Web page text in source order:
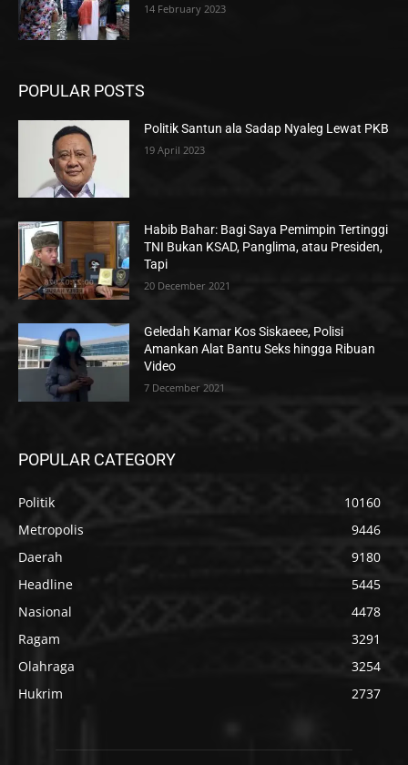
14 February 2023
POPULAR POSTS
Politik Santun ala Sadap Nyaleg Lewat PKB
19 April 2023
Habib Bahar: Bagi Saya Pemimpin Tertinggi
TNI Bukan KSAD, Panglima, atau Presiden,
Tapi
20 December 2021
Geledah Kamar Kos Siskaeee, Polisi
Amankan Alat Bantu Seks hingga Ribuan
Video
7 December 2021
POPULAR CATEGORY
Politik
10160
Metropolis
9446
Daerah
9180
Headline
5445
Nasional
4478
Ragam
3291
Olahraga
3254
Hukrim
2737